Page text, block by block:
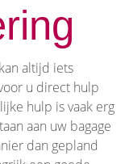
altijd iets
u direct hulp
hulp is vaak erg
aan uw bagage
dan gepland